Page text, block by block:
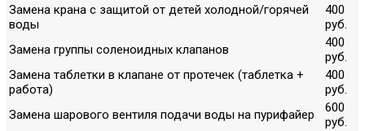
Замена крана с защитой от детей холодной/горячей
воды
400
руб.
Замена группы соленоидных клапанов
400
руб.
Замена таблетки в клапане от протечек (таблетка +
работа)
400
руб.
Замена шарового вентиля подачи воды на пурифайер
600
руб.